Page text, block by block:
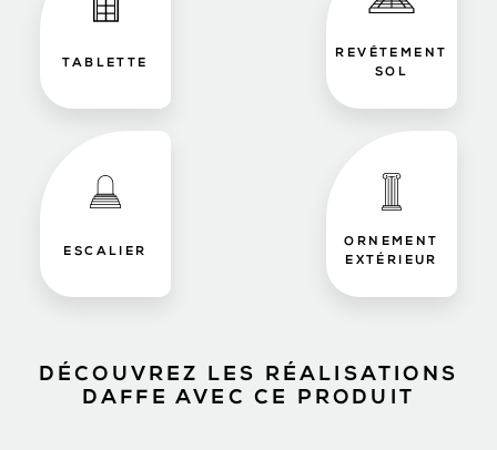
TABLETTE
REVÊTEMENT
SOL
ESCALIER
ORNEMENT
EXTÉRIEUR
DÉCOUVREZ LES RÉALISATIONS
DAFFE AVEC CE PRODUIT